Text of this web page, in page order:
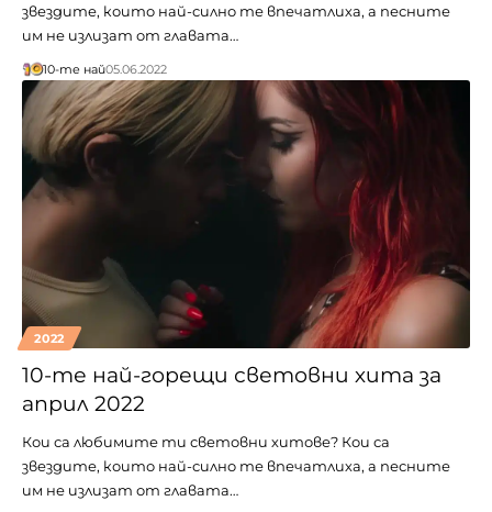
звездите, които най-силно те впечатлиха, а песните
им не излизат от главата…
10-те най05.06.2022
2022
10-те най-горещи световни хита за
април 2022
Кои са любимите ти световни хитове? Кои са
звездите, които най-силно те впечатлиха, а песните
им не излизат от главата…